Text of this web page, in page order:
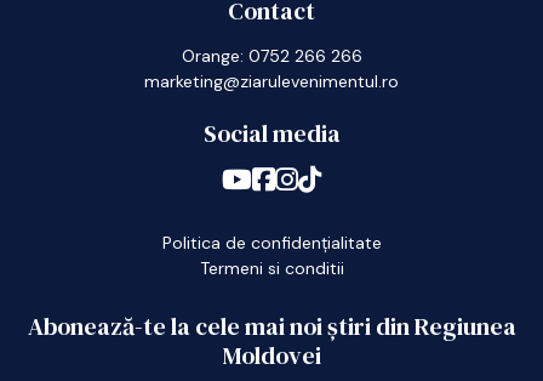
Contact
Orange: 0752 266 266
marketing@ziarulevenimentul.ro
Social media
Politica de confidențialitate
Termeni si conditii
Abonează-te la cele mai noi știri din Regiunea
Moldovei